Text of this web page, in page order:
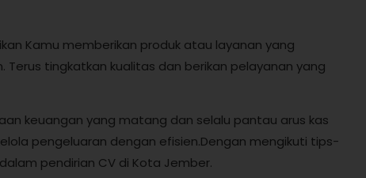
Kamu memberikan produk atau layanan yang
tingkatkan kualitas dan berikan pelayanan yang
keuangan yang matang dan selalu pantau arus kas
pengeluaran dengan efisien.Dengan mengikuti tips-
pendirian CV di Kota Jember.